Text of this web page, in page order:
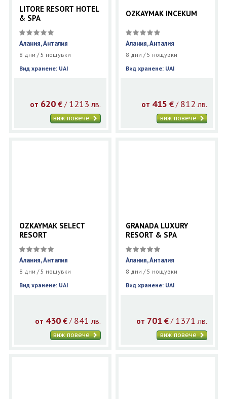
LITORE RESORT HOTEL
& SPA
Алания, Анталия
8 дни / 5 нощувки
Вид хранене: UAI
от 620 €/ 1213 лв.
виж повече
OZKAYMAK INCEKUM
Алания, Анталия
8 дни / 5 нощувки
Вид хранене: UAI
от 415 € / 812 лв.
виж повече
OZKAYMAK SELECT
RESORT
Алания, Анталия
8 дни / 5 нощувки
Вид хранене: UAI
от 430 €/ 841 лв.
виж повече
GRANADA LUXURY
RESORT & SPA
Алания, Анталия
8 дни / 5 нощувки
Вид хранене: UAI
от 701 € / 1371 лв.
виж повече